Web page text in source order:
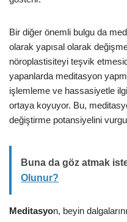
Bir diğer önemli bulgu da
olarak yapısal olarak
nöroplastisiteyi teşvik
yapanlarda meditasyon
işlemleme ve hassasiyetle
ortaya koyuyor. Bu,
değiştirme potansiyelini
Buna da göz atmak
Olunur?
Meditasyon, beyin